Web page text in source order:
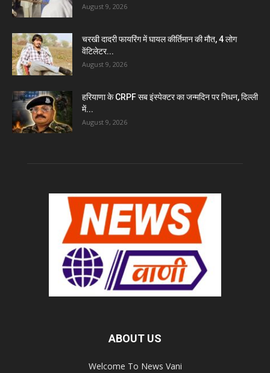
August 9, 2026
चरखी दादरी फायरिंग में घायल कीर्तिमान की मौत, 4 लोग
वेंटिलेटर...
August 9, 2026
हरियाणा के CRPF सब इंस्पेक्टर का जन्मदिन पर निधन, दिल्ली
में...
August 9, 2026
ABOUT US
Welcome To News Vani